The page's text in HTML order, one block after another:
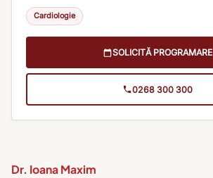
Cardiologie
SOLICITĂ PROGRAMARE
0268 300 300
Dr. Ioana Maxim